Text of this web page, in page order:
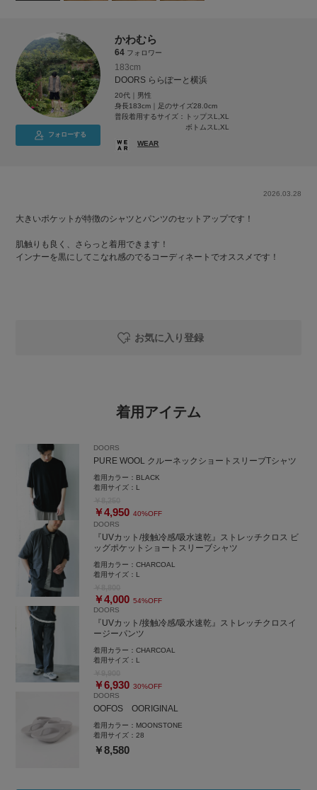
フォローする
かわむら
64 フォロワー
183cm
DOORS ららぽーと横浜
20代｜男性
身長183cm｜足のサイズ28.0cm
普段着用するサイズ：
トップスL,XL
ボトムスL,XL
WEAR
2026.03.28
大きいポケットが特徴のシャツとパンツのセットアップです！
肌触りも良く、さらっと着用できます！
インナーを黒にしてこなれ感のでるコーディネートでオススメです！
お気に入り登録
着用アイテム
DOORS
PURE WOOL クルーネックショートスリーブTシャツ
着用カラー： BLACK
着用サイズ： L
￥4,950 40%OFF
DOORS
『UVカット/接触冷感/吸水速乾』ストレッチクロス ビ
ッグポケットショートスリーブシャツ
着用カラー：CHARCOAL
着用サイズ： L
￥4,000 54%OFF
DOORS
『UVカット/接触冷感/吸水速乾』ストレッチクロスイ
ージーパンツ
着用カラー：CHARCOAL
着用サイズ： L
￥6,930 30%OFF
DOORS
OOFOS OORIGINAL
着用カラー： MOONSTONE
着用サイズ：28
￥8,580